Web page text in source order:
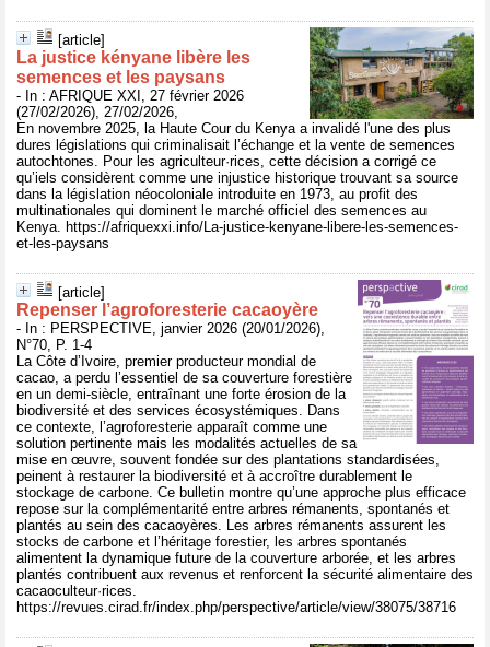
[article]
La justice kényane libère les
semences et les paysans
- In : AFRIQUE XXI, 27 février 2026
(27/02/2026), 27/02/2026,
En novembre 2025, la Haute Cour du Kenya a invalidé l'une des plus
dures législations qui criminalisait l’échange et la vente de semences
autochtones. Pour les agriculteur·rices, cette décision a corrigé ce
qu’iels considèrent comme une injustice historique trouvant sa source
dans la législation néocoloniale introduite en 1973, au profit des
multinationales qui dominent le marché officiel des semences au
Kenya. https://afriquexxi.info/La-justice-kenyane-libere-les-semences-
et-les-paysans
[article]
Repenser l’agroforesterie cacaoyère
- In : PERSPECTIVE, janvier 2026 (20/01/2026),
N°70, P. 1-4
La Côte d’Ivoire, premier producteur mondial de
cacao, a perdu l’essentiel de sa couverture forestière
en un demi-siècle, entraînant une forte érosion de la
biodiversité et des services écosystémiques. Dans
ce contexte, l’agroforesterie apparaît comme une
solution pertinente mais les modalités actuelles de sa
mise en œuvre, souvent fondée sur des plantations standardisées,
peinent à restaurer la biodiversité et à accroître durablement le
stockage de carbone. Ce bulletin montre qu’une approche plus efficace
repose sur la complémentarité entre arbres rémanents, spontanés et
plantés au sein des cacaoyères. Les arbres rémanents assurent les
stocks de carbone et l’héritage forestier, les arbres spontanés
alimentent la dynamique future de la couverture arborée, et les arbres
plantés contribuent aux revenus et renforcent la sécurité alimentaire des
cacaoculteur·rices.
https://revues.cirad.fr/index.php/perspective/article/view/38075/38716